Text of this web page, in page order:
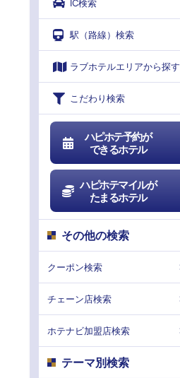
IC検索
駅（路線）検索
ラブホテルエリアから探す
こだわり検索
ハピホテ予約が
できるホテル
ハピホテマイルが
たまるホテル
その他の検索
クーポン検索
チェーン店検索
ホテナビ加盟店検索
テーマ別検索